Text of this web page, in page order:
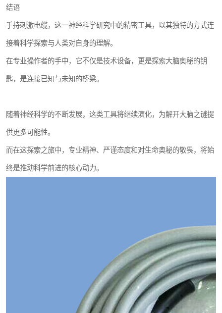
结语
手持刺激电缆，这一神经科学研究中的精密工具，以其独特的方式连
接着科学探索与人类对自身的理解。
在专业操作者的手中，它不仅是技术设备，更是探索大脑奥秘的钥
匙，是连接已知与未知的桥梁。
随着神经科学的不断发展，这类工具将继续演化，为解开大脑之谜提
供更多可能性。
而在这探索之旅中，专业精神、严谨态度和对生命奥秘的敬畏，将始
终是推动科学前进的核心动力。